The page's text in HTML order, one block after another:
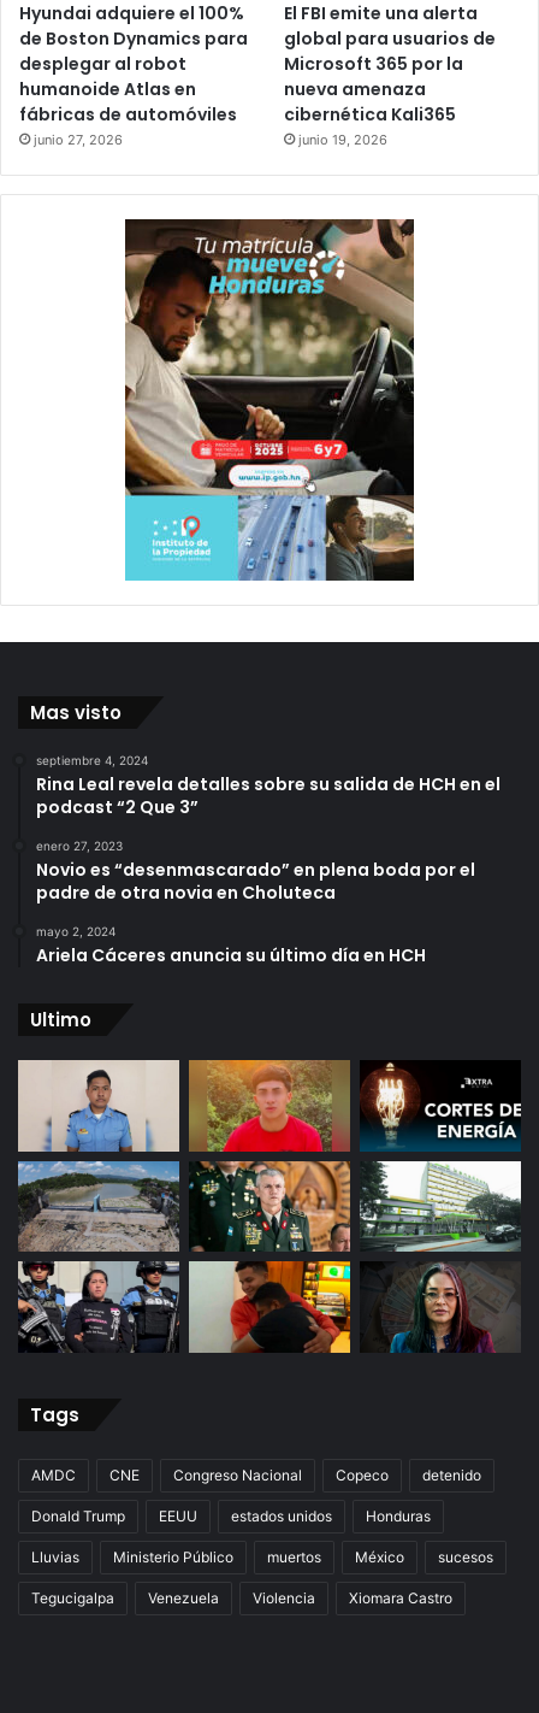
Hyundai adquiere el 100%
de Boston Dynamics para
desplegar al robot
humanoide Atlas en
fábricas de automóviles
junio 27, 2026
El FBI emite una alerta
global para usuarios de
Microsoft 365 por la
nueva amenaza
cibernética Kali365
junio 19, 2026
Mas visto
septiembre 4, 2024
Rina Leal revela detalles sobre su salida de HCH en el
podcast “2 Que 3”
enero 27, 2023
Novio es “desenmascarado” en plena boda por el
padre de otra novia en Choluteca
mayo 2, 2024
Ariela Cáceres anuncia su último día en HCH
Ultimo
Tags
AMDC CNE Congreso Nacional Copeco detenido
Donald Trump EEUU estados unidos Honduras
Lluvias Ministerio Público muertos México sucesos
Tegucigalpa Venezuela Violencia Xiomara Castro